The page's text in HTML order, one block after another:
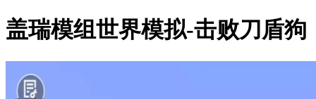
盖瑞模组世界模拟-击败刀盾狗